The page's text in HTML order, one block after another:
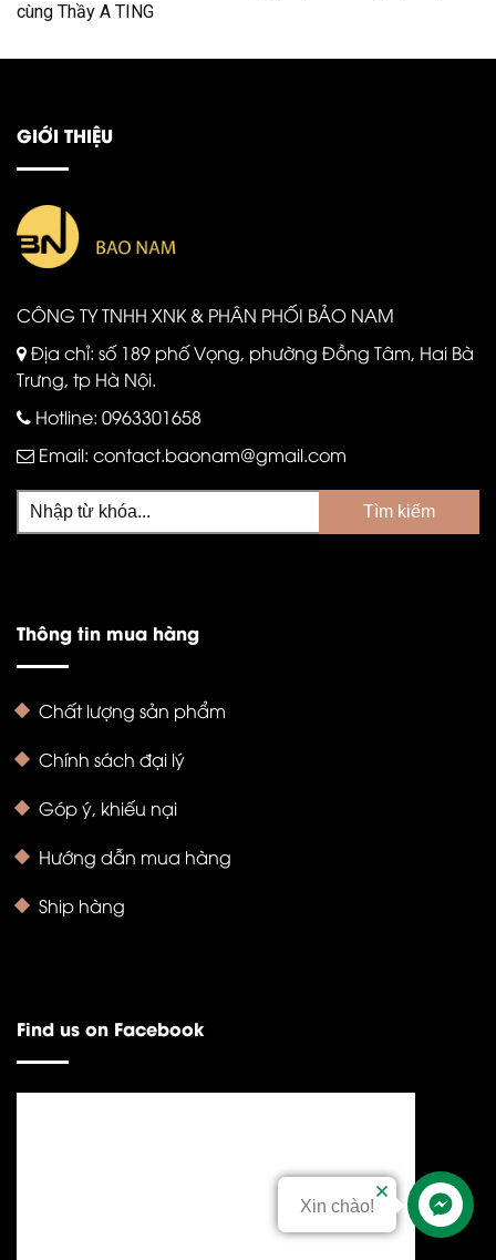
cùng Thầy A TING
GIỚI THIỆU
CÔNG TY TNHH XNK & PHÂN PHỐI BẢO NAM
Địa chỉ: số 189 phố Vọng, phường Đồng Tâm, Hai Bà
Trưng, tp Hà Nội.
Hotline: 0963301658
Email: contact.baonam@gmail.com
Thông tin mua hàng
Chất lượng sản phẩm
Chính sách đại lý
Góp ý, khiếu nại
Hướng dẫn mua hàng
Ship hàng
Find us on Facebook
Xin chào!